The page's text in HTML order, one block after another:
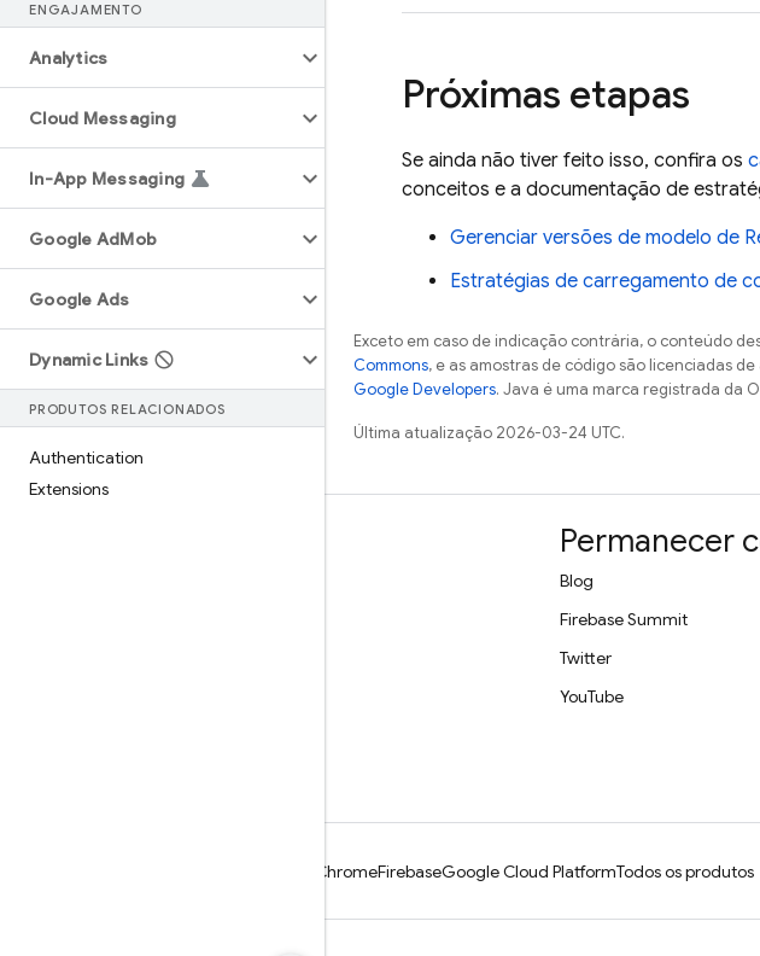
ENGAJAMENTO
Analytics
Cloud Messaging
In-App Messaging
Google AdMob
Google Ads
Dynamic Links
PRODUTOS RELACIONADOS
Authentication
Extensions
Próximas etapas
Se ainda não tiver feito isso, confira os
conceitos e a documentação de
Gerenciar versões de modelo de
Estratégias de carregamento de
Exceto em caso de indicação contrária, o conteúdo
Commons, e as amostras de código são licenciadas
Google Developers. Java é uma marca registrada da
Última atualização 2026-03-24 UTC.
Permanecer
Blog
Firebase Summit
Twitter
YouTube
ChromeFirebaseGoogle Cloud PlatformTodos os produtos